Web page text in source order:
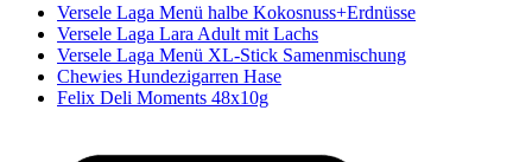
Versele Laga Menü halbe Kokosnuss+Erdnüsse
Versele Laga Lara Adult mit Lachs
Versele Laga Menü XL-Stick Samenmischung
Chewies Hundezigarren Hase
Felix Deli Moments 48x10g